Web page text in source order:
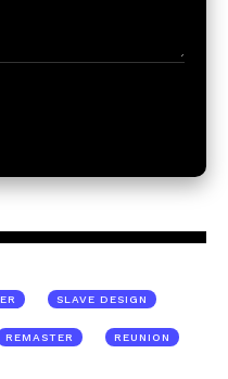
SLAVE DESIGN
REMASTER REUNION